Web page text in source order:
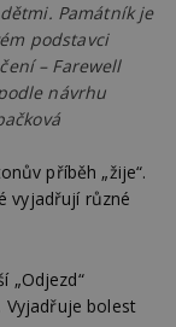
Památník je
podstavci
– Farewell
návrhu
příběh „žije“.
vyjadřují různé
„Odjezd“
Vyjadřuje bolest